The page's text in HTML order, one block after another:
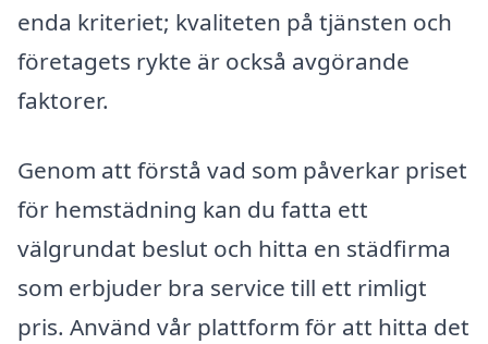
enda kriteriet; kvaliteten på tjänsten och
företagets rykte är också avgörande
faktorer.
Genom att förstå vad som påverkar priset
för hemstädning kan du fatta ett
välgrundat beslut och hitta en städfirma
som erbjuder bra service till ett rimligt
pris. Använd vår plattform för att hitta det